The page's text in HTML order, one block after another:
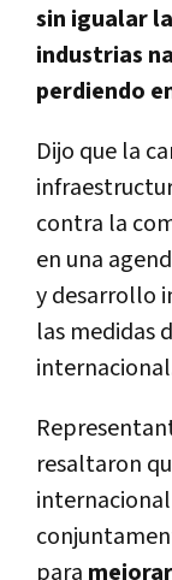
sin igualar
industrias
perdiendo
Dijo que la
contra la
en una
y desarrollo
las medidas
resaltaron
para